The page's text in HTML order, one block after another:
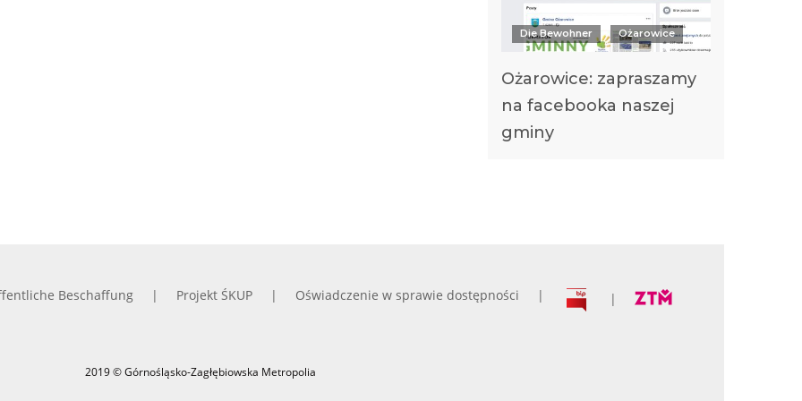
Die Bewohner Ożarowice
Ożarowice: zapraszamy
na facebooka naszej
gminy
Beschaffung Projekt ŚKUP Oświadczenie w sprawie dostępności
2019 © Górnośląsko-Zagłębiowska Metropolia